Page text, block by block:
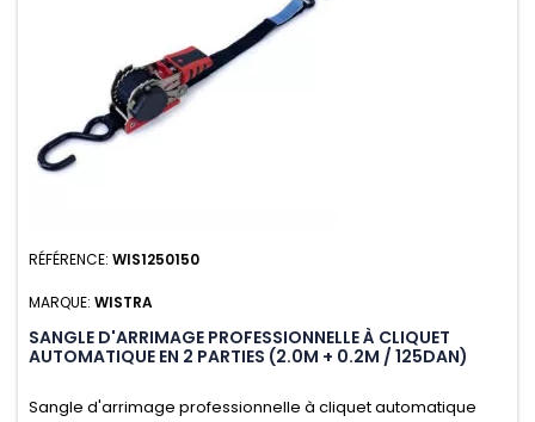
RÉFÉRENCE: WIS1250150
MARQUE: WISTRA
SANGLE D'ARRIMAGE PROFESSIONNELLE À CLIQUET
AUTOMATIQUE EN 2 PARTIES (2.0M + 0.2M / 125DAN)
Sangle d'arrimage professionnelle à cliquet automatique